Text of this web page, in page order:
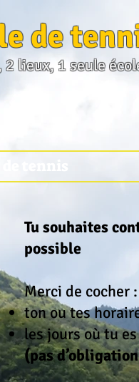
de
2 lieux, 1 seule
Tu souhaites
possible
Merci de cocher :
ton ou tes
les jours où tu
(pas